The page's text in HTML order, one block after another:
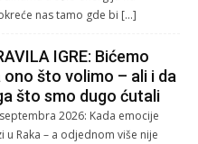
nas tamo gde bi […]
IGRE: Bićemo
što volimo – ali i da
što smo dugo ćutali
2026: Kada emocije
Raka – a odjednom više nije